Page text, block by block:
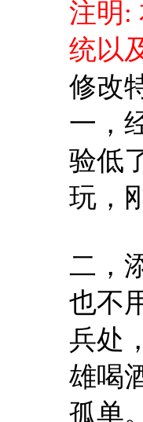
注明:
统以
修改
一，
验低
玩，
二，
也不
兵处
雄喝
孤单。